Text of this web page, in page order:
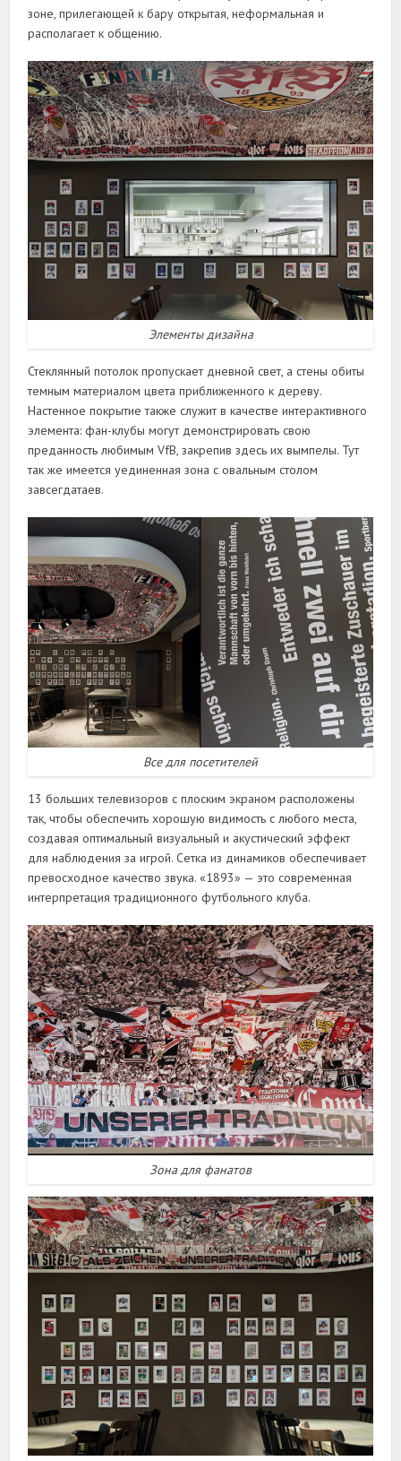
зоне, прилегающей к бару открытая, неформальная и
располагает к общению.
Элементы дизайна
Стеклянный потолок пропускает дневной свет, а стены обиты
темным материалом цвета приближенного к дереву.
Настенное покрытие также служит в качестве интерактивного
элемента: фан-клубы могут демонстрировать свою
преданность любимым VfB, закрепив здесь их вымпелы. Тут
так же имеется уединенная зона с овальным столом
завсегдатаев.
Все для посетителей
13 больших телевизоров с плоским экраном расположены
так, чтобы обеспечить хорошую видимость с любого места,
создавая оптимальный визуальный и акустический эффект
для наблюдения за игрой. Сетка из динамиков обеспечивает
превосходное качество звука. «1893» — это современная
интерпретация традиционного футбольного клуба.
Зона для фанатов